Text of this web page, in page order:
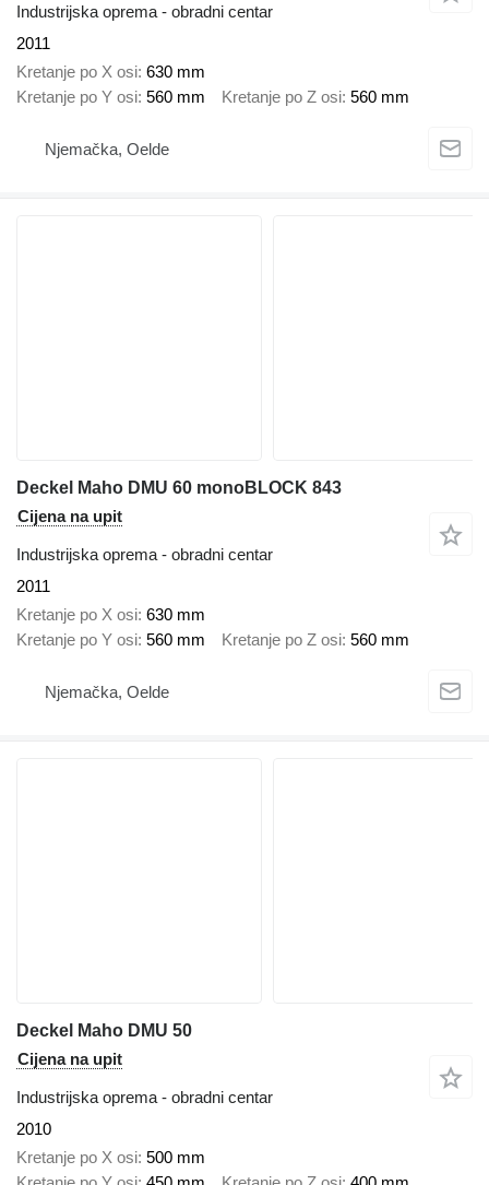
Industrijska oprema - obradni centar
2011
Kretanje po X osi 630 mm
Kretanje po Y osi 560 mm Kretanje po Z osi 560 mm
Njemačka, Oelde
Deckel Maho DMU 60 monoBLOCK 843
Cijena na upit
Industrijska oprema - obradni centar
2011
Kretanje po X osi 630 mm
Kretanje po Y osi 560 mm Kretanje po Z osi 560 mm
Njemačka, Oelde
Deckel Maho DMU 50
Cijena na upit
Industrijska oprema - obradni centar
2010
Kretanje po X osi 500 mm